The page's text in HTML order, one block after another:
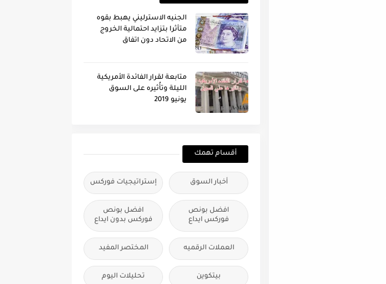
الجنيه الاسترليني يهبط بقوه
متأثرا بتزايد احتمالية الخروج
من الاتحاد دون اتفاق
متابعة لقرار الفائدة الأمريكية
الليلة وتأُثيره على السوق
يونيو 2019
أقسام تهمك
أخبار السوق إستراتيجيات فوركس
افضل بونص
فوركس ايداع
افضل بونص
فوركس بدون ايداع
العملات الرقميه المختصر المفيد
بيتكوين تحليلات اليوم